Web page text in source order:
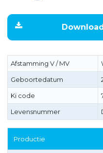
Afstamming V / MV
Geboortedatum
Ki code
Levensnummer
Productie